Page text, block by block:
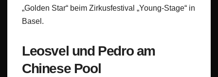
„Golden Star“ beim Zirkusfestival „Young-Stage“ in
Basel.
Leosvel und Pedro am
Chinese Pool